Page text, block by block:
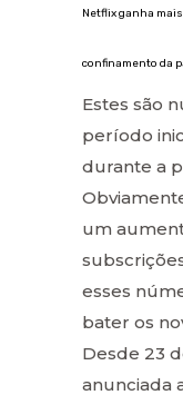
Netflix ganha
confinamento da
Estes são
período
durante a
um
esses
bater os
Desde 23
anunciada